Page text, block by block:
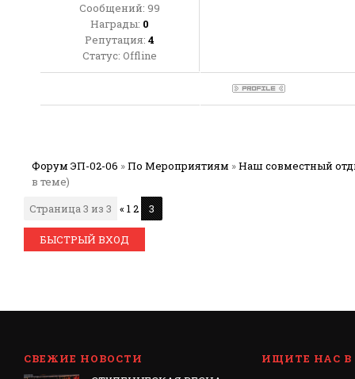
Сообщений: 99
Награды: 0
Репутация: 4
Статус: Offline
Форум ЭП-02-06 »По Мероприятиям »Наш совместный
в теме)
Страница3 из 3 « 12 3
СВЕЖИЕ НОВОСТИ
ИЩИТЕ НАС В